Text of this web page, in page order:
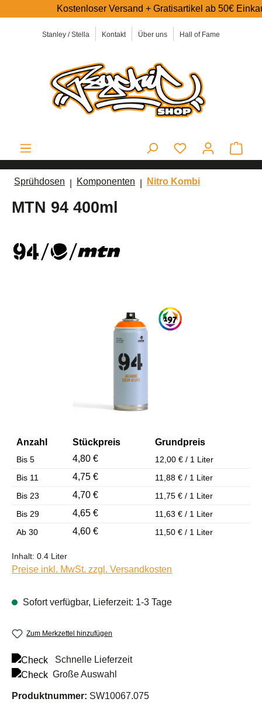
springen
Stanley / Stella Kontakt Über uns Hall of Fame
Kostenloser Versand + Gratisartikel ab 50€
Sprühdosen Komponenten Nitro Kombi
MTN 94 400ml
Anzahl Stückpreis Grundpreis
Bis 5 4,80 €
12,00 € / 1 Liter
Bis 11 4,75 €
11,88 € / 1 Liter
Bis 23 4,70 €
11,75 € / 1 Liter
Bis 29 4,65 €
11,63 € / 1 Liter
Ab 30 4,60 € 11,50 € / 1 Liter
Inhalt: 0.4 Liter
Preise inkl. MwSt. zzgl. Versandkosten
Sofort verfügbar, Lieferzeit: 1-3 Tage
Zum Merkzettel hinzufügen
Schnelle Lieferzeit
Große Auswahl
Produktnummer: SW10067.075